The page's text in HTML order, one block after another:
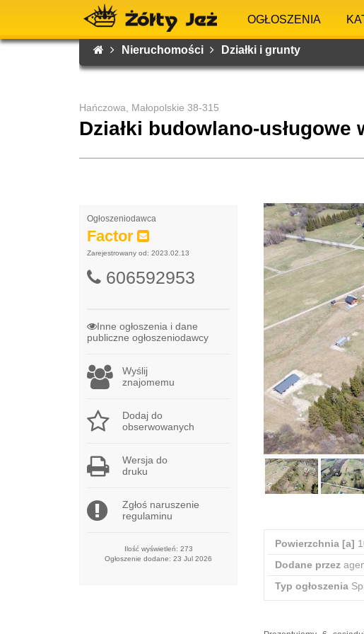
OGŁOSZENIA
Nieruchomości Działki i grunty
Hańczowa, Małopolskie 38-315
Działki budowlano-usługowe
Powierzchnia [a]
Dodane przez
Typ ogłoszenia
Ogłoszeniodawca
Factor
Zarejestrowany od: 2023.02.13
606592953
Inne ogłoszenia i dane
publiczne ogłoszeniodawcy
Wyślij
znajomemu
Dodaj do
obserwowanych
Wersja do
druku
Zgłoś naruszenie
regulaminu
Ilość wyświetleń: 273
Ogłoszenie dodane: 23 Jul 2026